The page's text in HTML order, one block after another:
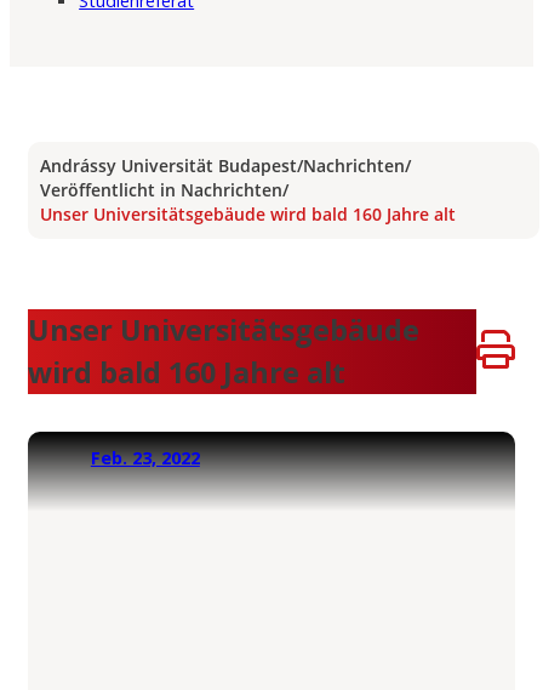
Andrássy Universität Budapest/Nachrichten/
Veröffentlicht in Nachrichten/
Unser Universitätsgebäude wird bald 160 Jahre alt
Unser Universitätsgebäude
wird bald 160 Jahre alt
Feb. 23, 2022